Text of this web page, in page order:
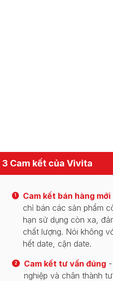
3 Cam kết của Vivita
1 Cam kết bán hàng mới
chỉ bán các sản phẩm
hạn sử dụng còn xa,
chất lượng. Nói không
hết date, cận date.
2 Cam kết tư vấn đúng
nghiệp và chân thành